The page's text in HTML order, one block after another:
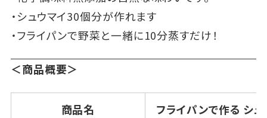
・シュウマイ30個分が作れます
・フライパンで野菜と一緒に10分蒸すだけ！
＜商品概要＞
商品名 フライパンで作る シ